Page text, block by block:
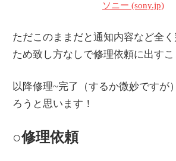
ソニー (sony.jp)
ただこのままだと通知内容など全
ため致し方なしで修理依頼に出すこ
以降修理~完了（するか微妙ですが
ろうと思います！
○修理依頼